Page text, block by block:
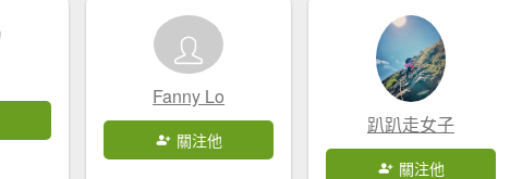
Fanny Lo
關注他
趴趴走女子
關注他